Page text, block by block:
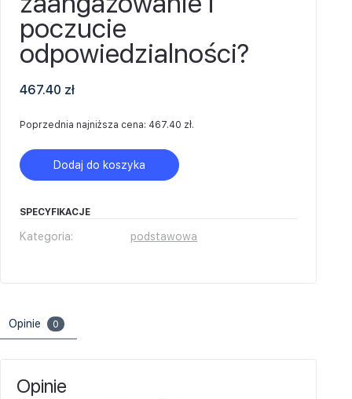
poczucie
odpowiedzialności?
467.40 zł
Poprzednia najniższa cena: 467.40 zł.
Dodaj do koszyka
SPECYFIKACJE
Kategoria: podstawowa
Opinie 0
Opinie